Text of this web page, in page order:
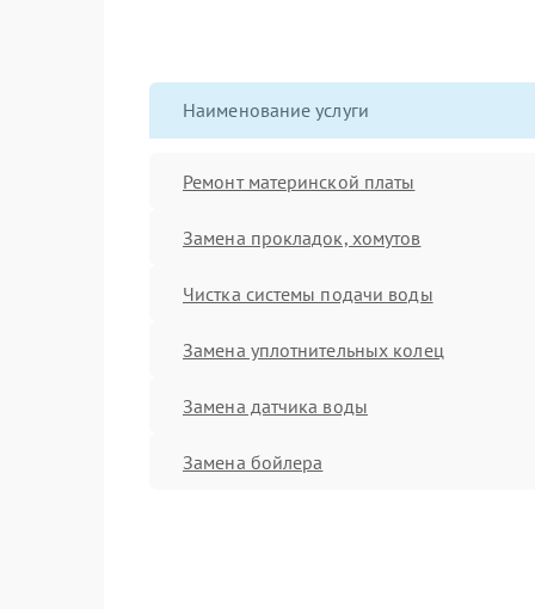
Наименование услуги
Ремонт материнской платы
Замена прокладок, хомутов
Чистка системы подачи воды
Замена уплотнительных колец
Замена датчика воды
Замена бойлера